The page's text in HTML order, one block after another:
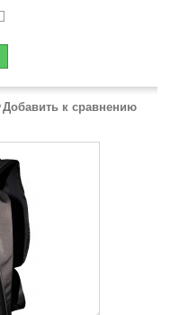
Добавить к сравнению